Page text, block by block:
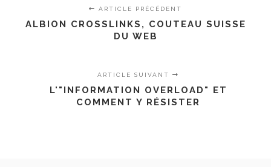
ARTICLE PRÉCÉDENT
ALBION CROSSLINKS, COUTEAU SUISSE
DU WEB
ARTICLE SUIVANT
L'"INFORMATION OVERLOAD" ET
COMMENT Y RÉSISTER